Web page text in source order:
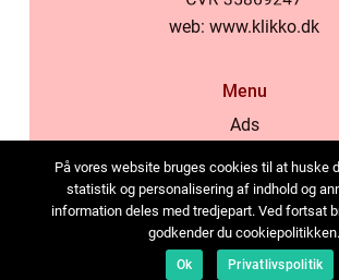
web: www.klikko.dk
Menu
Ads
Cookies
Contact
Sitemap
På vores website bruges cookies til at huske
statistik og personalisering af indhold og
information deles med tredjepart. Ved fortsat
godkender du cookiepolitikken.
Ok Privatlivspolitik